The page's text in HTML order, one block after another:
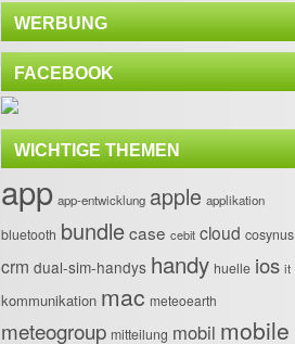
WERBUNG
FACEBOOK
WICHTIGE THEMEN
app app-entwicklung apple applikation
bluetooth bundlecase cebit cloud cosynus
crm dual-sim-handys handy huelle ios it
kommunikation mac meteoearth
meteogroup mitteilung mobil mobile